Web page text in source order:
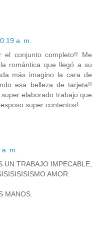
a. m.
el conjunto completo!! Me
romántica que llegó a su
más imagino la cara de
esa belleza de tarjeta!!
elaborado trabajo que
super contentos!
m.
UN TRABAJO IMPECABLE,
AMOR.
MANOS.